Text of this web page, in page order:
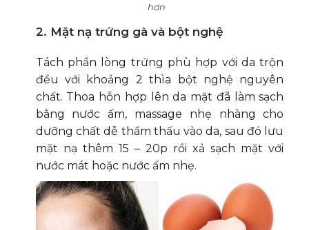
hơn
2. Mặt nạ trứng gà và bột nghệ
Tách phần lòng trứng phù hợp với da trộn
đều với khoảng 2 thìa bột nghệ nguyên
chất. Thoa hỗn hợp lên da mặt đã làm sạch
bằng nước ấm, massage nhẹ nhàng cho
dưỡng chất dễ thẩm thấu vào da, sau đó lưu
mặt nạ thêm 15 – 20p rồi xả sạch mặt với
nước mát hoặc nước ấm nhẹ.